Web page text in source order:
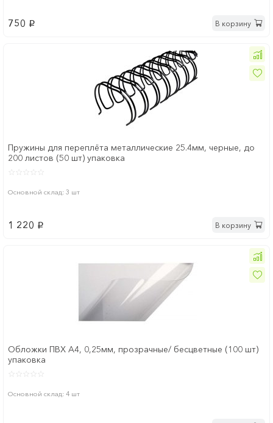
750 p В корзину
Пружины для переплёта металлические 25.4мм, черные, до
200 листов (50 шт) упаковка
Основной склад: 3 шт
1 220 p В корзину
Обложки ПВХ А4, 0,25мм, прозрачные/ бесцветные (100 шт)
упаковка
Основной склад: 4 шт